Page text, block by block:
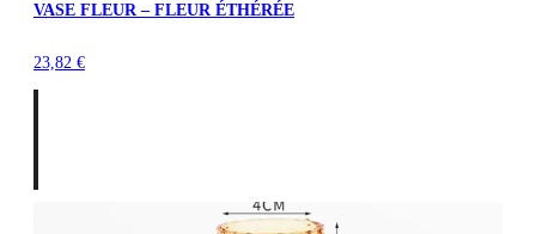
VASE FLEUR – FLEUR ÉTHÉRÉE
23,82 €